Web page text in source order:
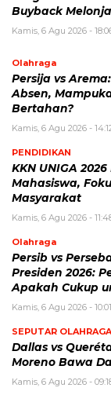
Buyback
Kamis, 6 Agu 2026 -
Olahraga
Persija vs
Absen,
Bertahan?
Kamis, 6 Agu 2026 -
PENDIDIKAN
KKN UNIGA
Mahasiswa,
Masyarakat
Kamis, 6 Agu 2026 -
Olahraga
Persib vs
Presiden 2026:
Apakah Cukup
Kamis, 6 Agu 2026 -
SEPUTAR OLAHRAGA
Dallas vs
Moreno Bawa
Kamis, 6 Agu 2026 -